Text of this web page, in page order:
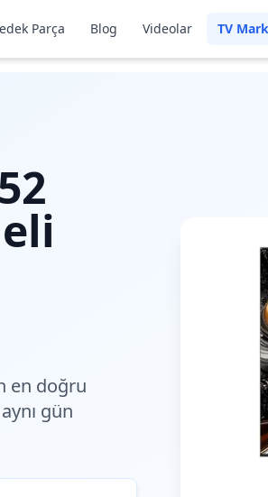
Parça Blog Videolar TV
en doğru
gün